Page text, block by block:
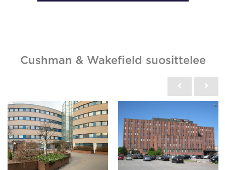
Cushman & Wakefield suosittelee